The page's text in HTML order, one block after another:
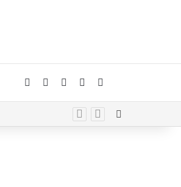
Facebook YouTubeInstagram
Whatsapp